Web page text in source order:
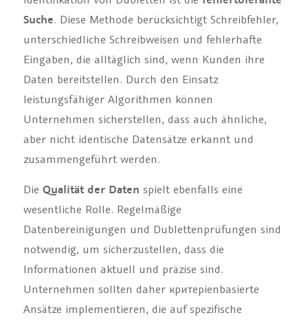
Suche. Diese Methode berücksichtigt Schreibfehler,
unterschiedliche Schreibweisen und fehlerhafte
Eingaben, die alltäglich sind, wenn Kunden ihre
Daten bereitstellen. Durch den Einsatz
leistungsfähiger Algorithmen können
Unternehmen sicherstellen, dass auch ähnliche,
aber nicht identische Datensätze erkannt und
zusammengeführt werden.
Die Qualität der Daten spielt ebenfalls eine
wesentliche Rolle. Regelmäßige
Datenbereinigungen und Dublettenprüfungen sind
notwendig, um sicherzustellen, dass die
Informationen aktuell und präzise sind.
Unternehmen sollten daher критерienbasierte
Ansätze implementieren, die auf spezifische